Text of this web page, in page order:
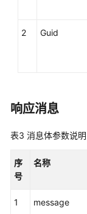
参
接
参
类
2 Guid
响应消息
表3 消息体参数说明
序
号
名称
1 message